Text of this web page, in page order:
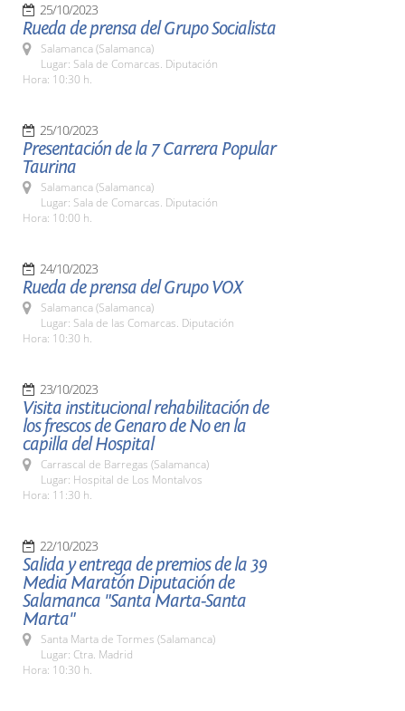
25/10/2023
Rueda de prensa del Grupo Socialista
Salamanca (Salamanca)
Lugar: Sala de Comarcas. Diputación
Hora: 10:30 h.
25/10/2023
Presentación de la 7 Carrera Popular
Taurina
Salamanca (Salamanca)
Lugar: Sala de Comarcas. Diputación
Hora: 10:00 h.
24/10/2023
Rueda de prensa del Grupo VOX
Salamanca (Salamanca)
Lugar: Sala de las Comarcas. Diputación
Hora: 10:30 h.
23/10/2023
Visita institucional rehabilitación de
los frescos de Genaro de No en la
capilla del Hospital
Carrascal de Barregas (Salamanca)
Lugar: Hospital de Los Montalvos
Hora: 11:30 h.
22/10/2023
Salida y entrega de premios de la 39
Media Maratón Diputación de
Salamanca "Santa Marta-Santa
Marta"
Santa Marta de Tormes (Salamanca)
Lugar: Ctra. Madrid
Hora: 10:30 h.